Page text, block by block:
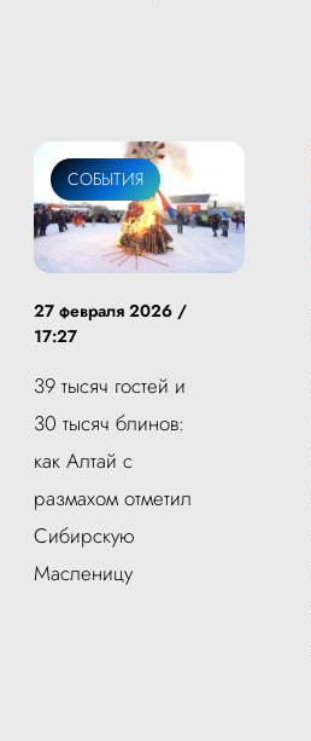
СОБЫТИЯ
27 февраля 2026 /
17:27
39 тысяч гостей и
30 тысяч блинов:
как Алтай с
размахом отметил
Сибирскую
Масленицу